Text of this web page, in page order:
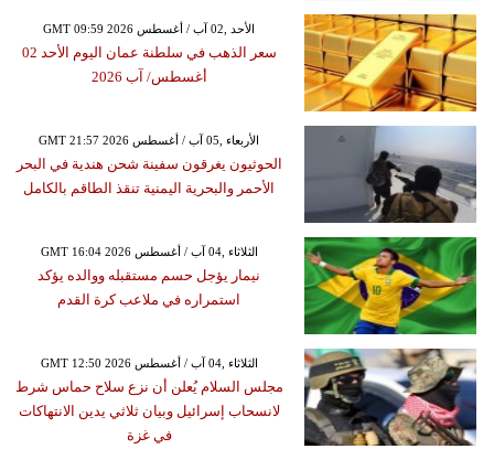
GMT 09:59 2026 الأحد ,02 آب / أغسطس
سعر الذهب في سلطنة عمان اليوم الأحد 02
أغسطس/ آب 2026
GMT 21:57 2026 الأربعاء ,05 آب / أغسطس
الحوثيون يغرقون سفينة شحن هندية في البحر
الأحمر والبحرية اليمنية تنقذ الطاقم بالكامل
GMT 16:04 2026 الثلاثاء ,04 آب / أغسطس
نيمار يؤجل حسم مستقبله ووالده يؤكد
استمراره في ملاعب كرة القدم
GMT 12:50 2026 الثلاثاء ,04 آب / أغسطس
مجلس السلام يُعلن أن نزع سلاح حماس شرط
لانسحاب إسرائيل وبيان ثلاثي يدين الانتهاكات
في غزة